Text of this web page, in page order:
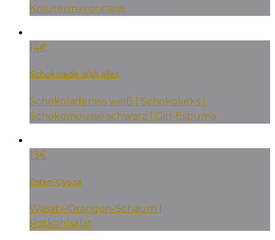
Kräutermayonnaise
14€
Schokolade is(s)t alles
Schokoladeneis weiß | Schokokeks |
Schokomousse schwarz | Gin-Espuma
13€
Enten-Gyoza
Wasabi-Orangen-Schaum |
Rotkohlsalat